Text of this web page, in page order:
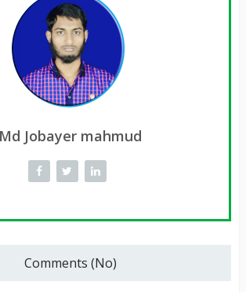
Md Jobayer mahmud
Comments (No)